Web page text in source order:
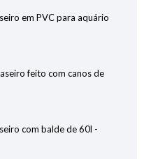
em PVC para aquário
feito com canos de
com balde de 60l -